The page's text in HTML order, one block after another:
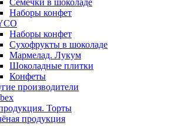
Семечки в шоколаде
Наборы конфет
Наборы конфет
Сухофрукты в шоколаде
Мармелад. Лукум
Шоколадные плитки
Конфеты
производители
Торты
продукция